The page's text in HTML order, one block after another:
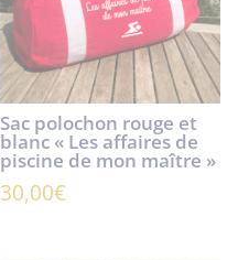
Sac polochon rouge et
blanc « Les affaires de
piscine de mon maître »
30,00€